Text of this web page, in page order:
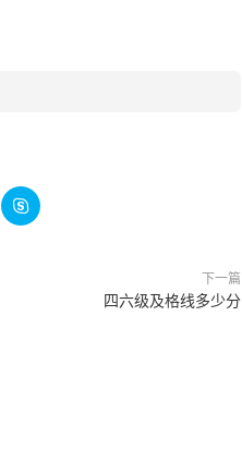

下一篇
四六级及格线多少分